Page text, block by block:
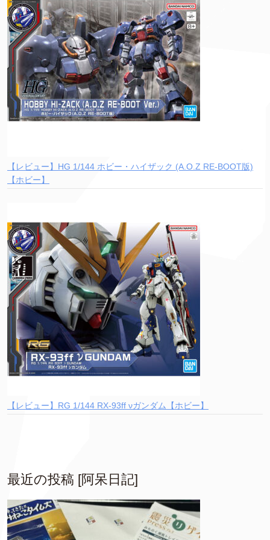
【レビュー】HG 1/144 ホビー・ハイザック (A.O.Z RE-BOOT版)
【ホビー】
【レビュー】RG 1/144 RX-93ff νガンダム【ホビー】
最近の投稿 [阿呆日記]